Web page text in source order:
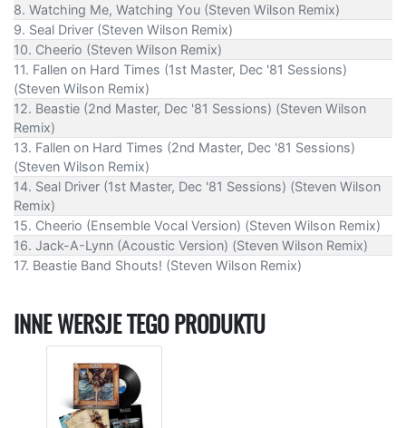
8. Watching Me, Watching You (Steven Wilson Remix)
9. Seal Driver (Steven Wilson Remix)
10. Cheerio (Steven Wilson Remix)
11. Fallen on Hard Times (1st Master, Dec '81 Sessions)
(Steven Wilson Remix)
12. Beastie (2nd Master, Dec '81 Sessions) (Steven Wilson
Remix)
13. Fallen on Hard Times (2nd Master, Dec '81 Sessions)
(Steven Wilson Remix)
14. Seal Driver (1st Master, Dec '81 Sessions) (Steven Wilson
Remix)
15. Cheerio (Ensemble Vocal Version) (Steven Wilson Remix)
16. Jack-A-Lynn (Acoustic Version) (Steven Wilson Remix)
17. Beastie Band Shouts! (Steven Wilson Remix)
INNE WERSJE TEGO PRODUKTU